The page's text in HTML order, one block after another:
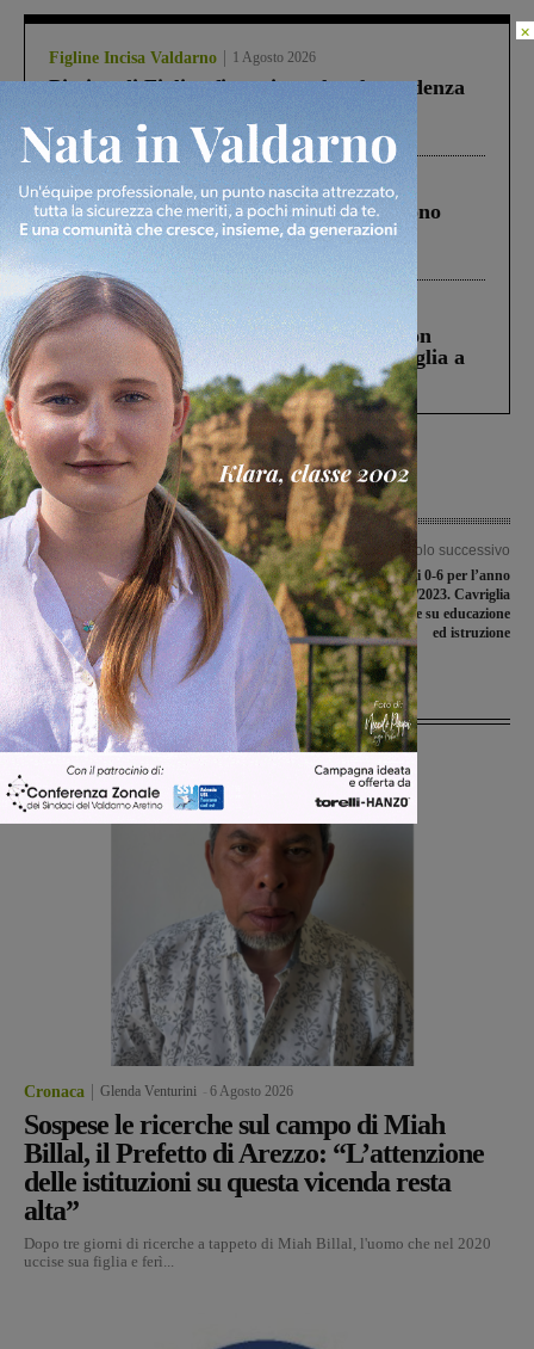
Figline Incisa Valdarno 1 Agosto 2026
Piscina di Figline finanziata oltre la scadenza
Pnrr, il gruppo di Fratelli d’Italia: “Un
ringraziamento al Governo”
Cronaca 4 Agosto 2026
Un anno fa la strage in A1 in cui morirono
Gianni, Giulia e Franco. Lo schianto, il
processo, lo stop ai sorpassi fra tir....
Cronaca 3 Agosto 2026
Scomparso da una struttura di Castiglion
Fiorentino l’uomo che aveva ucciso la figlia a
Levane nel 2020
Articolo precedente
La guardia di finanza scopre 37
lavoratori tra ‘in nero’ e irregolari in
un’azienda valdarnese. Un milione di
euro non dichiarato
Articolo successivo
Tre nuovi Poli 0-6 per l’anno
educativo 2022/2023. Cavriglia
continua ad investire su educazione
ed istruzione
Ultime Notizie
Cronaca Glenda Venturini 6 Agosto 2026
Sospese le ricerche sul campo di Miah
Billal, il Prefetto di Arezzo: “L’attenzione
delle istituzioni su questa vicenda resta
alta”
Dopo tre giorni di ricerche a tappeto di Miah Billal, l'uomo che nel 2020
uccise sua figlia e ferì...
×